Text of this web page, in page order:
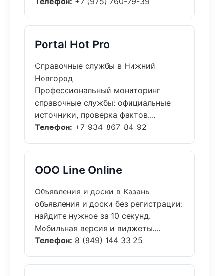
Portal Hot Pro
Справочные службы в Нижний
Новгород
Профессиональный мониторинг
справочные службы: официальные
источники, проверка фактов....
Телефон: +7-934-867-84-92
ООО Line Online
Объявления и доски в Казань
объявления и доски без регистрации:
найдите нужное за 10 секунд.
Мобильная версия и виджеты....
Телефон: 8 (949) 144 33 25